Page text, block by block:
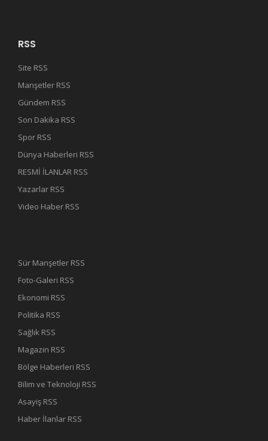
RSS
Site RSS
Manşetler RSS
Gündem RSS
Son Dakika RSS
Spor RSS
Dünya Haberleri RSS
RESMİ İLANLAR RSS
Yazarlar RSS
Video Haber RSS
Sür Manşetler RSS
Foto-Galeri RSS
Ekonomi RSS
Politika RSS
Sağlık RSS
Magazin RSS
Bölge Haberleri RSS
Bilim ve Teknoloji RSS
Asayiş RSS
Haber İlanlar RSS